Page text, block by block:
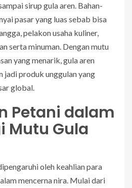
sirup gula aren. Bahan-
pasar yang luas sebab bisa
pelakon usaha kuliner,
serta minuman. Dengan mutu
yang menarik, gula aren
jadi produk unggulan yang
global.
Petani dalam
Mutu Gula
oleh keahlian para
mencerna nira. Mulai dari